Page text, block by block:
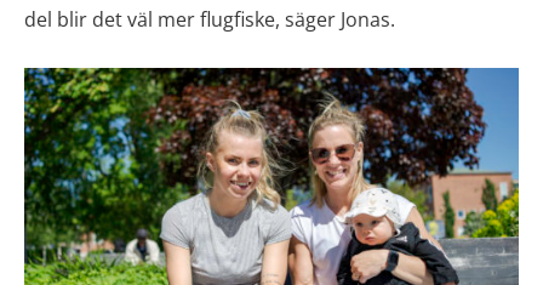
del blir det väl mer flugfiske, säger Jonas.